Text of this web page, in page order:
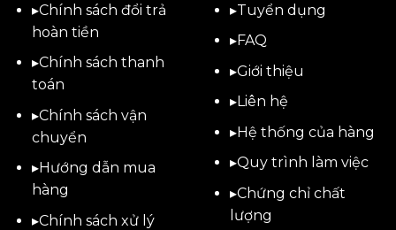
▸Chính sách đổi trả
hoàn tiền
▸Chính sách thanh
toán
▸Chính sách vận
chuyển
▸Hướng dẫn mua
hàng
▸Chính sách xử lý
▸Tuyển dụng
▸FAQ
▸Giới thiệu
▸Liên hệ
▸Hệ thống của hàng
▸Quy trình làm việc
▸Chứng chỉ chất
lượng